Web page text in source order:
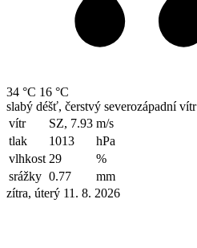
34 °C 16 °C
slabý déšť, čerstvý severozápadní vítr
vítr
SZ, 7.93 m/s
tlak
1013
hPa
vlhkost 29
%
srážky 0.77
mm
zítra, úterý 11. 8. 2026